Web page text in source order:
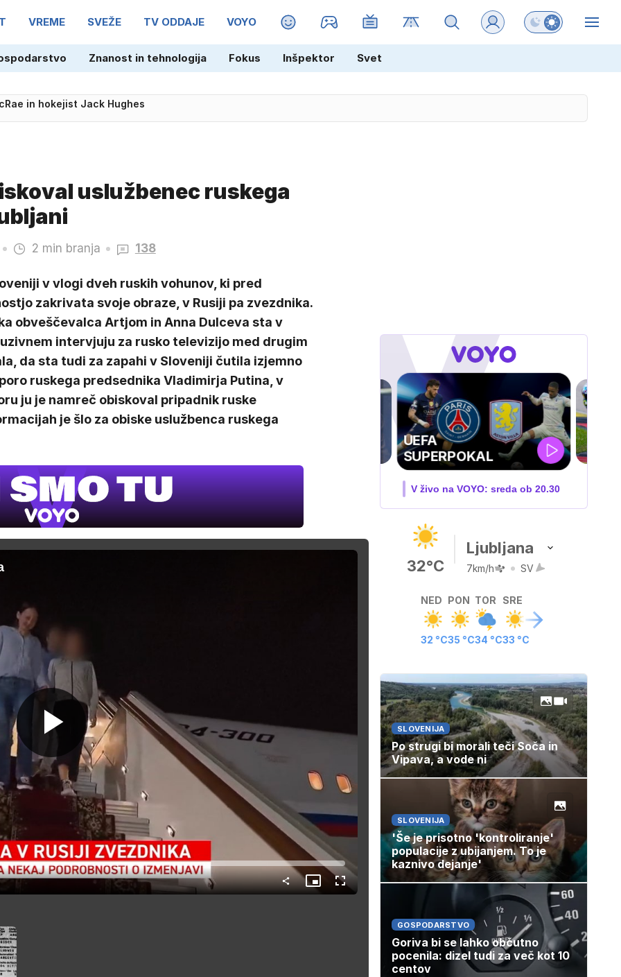
VREME SVEŽE TV ODDAJE VOYO MAGAZIN Preklopi barvni
Znanost in tehnologija Fokus Inšpektor Svet
in hokejist Jack Hughes
uslužbenec ruskega
2 min branja 138
v vlogi dveh ruskih vohunov, ki pred
zakrivata svoje obraze, v Rusiji pa zvezdnika.
obveščevalca Artjom in Anna Dulceva sta v
intervjuju za rusko televizijo med drugim
da sta tudi za zapahi v Sloveniji čutila izjemno
ruskega predsednika Vladimirja Putina, v
ju je namreč obiskoval pripadnik ruske
je šlo za obiske uslužbenca ruskega
Predvajaj
Slika
v
Celozaslonski
način
MOTOGP . VN
VELIKE BRITANIJE
V živo na VOYO: PET-NED
32°C
Ljubljana
7km/h SV
NED
32 °C
PON
35 °C
TOR
34 °C
SRE
33 °C
SLOVENIJA
Po strugi bi morali teči Soča in
Vipava, a vode ni
SLOVENIJA
'Še je prisotno 'kontroliranje'
populacije z ubijanjem. To je
kaznivo dejanje'
GOSPODARSTVO
Goriva bi se lahko občutno
pocenila: dizel tudi za več kot 10
centov